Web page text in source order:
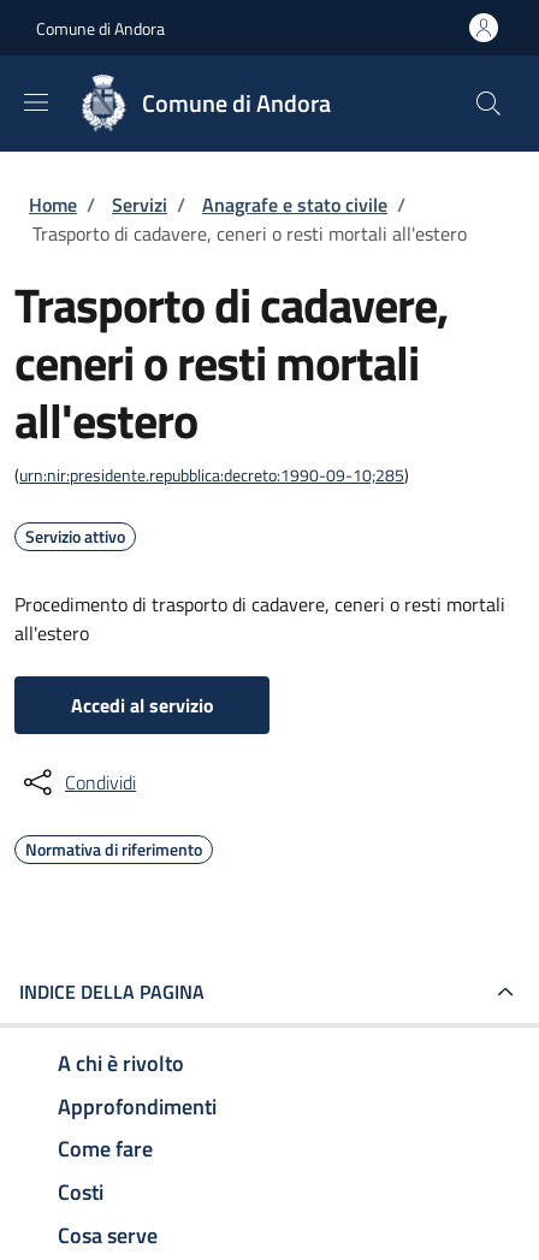
Comune di Andora
Comune di Andora
Briciole di pane
Home / Servizi / Anagrafe e stato civile /
Trasporto di cadavere, ceneri o resti mortali all'estero
Trasporto di cadavere,
ceneri o resti mortali
all'estero
(urn:nir:presidente.repubblica:decreto:1990-09-10;285)
Servizio attivo
Procedimento di trasporto di cadavere, ceneri o resti mortali
all'estero
Accedi al servizio
Condividi
Normativa di riferimento
INDICE DELLA PAGINA
A chi è rivolto
Approfondimenti
Come fare
Costi
Cosa serve